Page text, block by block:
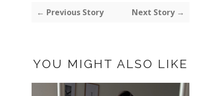
← Previous Story Next Story →
YOU MIGHT ALSO LIKE